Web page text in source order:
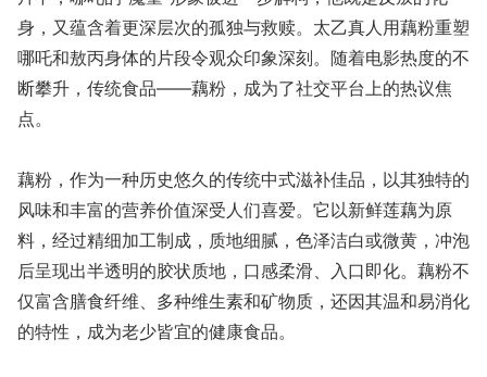
身，又蕴含着更深层次的孤独与救赎。太乙真人用藕粉重塑
哪吒和敖丙身体的片段令观众印象深刻。随着电影热度的不
断攀升，传统食品——藕粉，成为了社交平台上的热议焦
点。
藕粉，作为一种历史悠久的传统中式滋补佳品，以其独特的
风味和丰富的营养价值深受人们喜爱。它以新鲜莲藕为原
料，经过精细加工制成，质地细腻，色泽洁白或微黄，冲泡
后呈现出半透明的胶状质地，口感柔滑、入口即化。藕粉不
仅富含膳食纤维、多种维生素和矿物质，还因其温和易消化
的特性，成为老少皆宜的健康食品。